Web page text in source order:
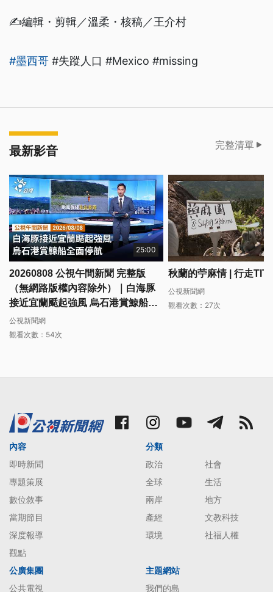
✍️編輯・剪輯／溫柔・核稿／王介村
#墨西哥 #失蹤人口 #Mexico #missing
最新影音 完整清單
25:00
20260808 公視午間新聞 完整版
（無網路版權內容除外）｜白海豚
接近宜蘭颳起強風 烏石港賞鯨船全
面停航
公視新聞網
觀看次數：54次
秋蘭的苧麻情 | 行走TIT
公視新聞網
觀看次數：27次
內容
即時新聞
專題策展
數位敘事
當期節目
深度報導
觀點
分類
政治
社會
全球
生活
兩岸
地方
產經
文教科技
環境
社福人權
公廣集團
公共電視
主題網站
我們的島